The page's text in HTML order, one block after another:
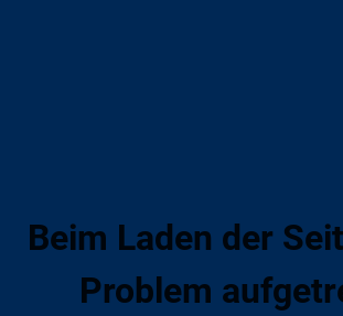
Beim Laden der
Problem